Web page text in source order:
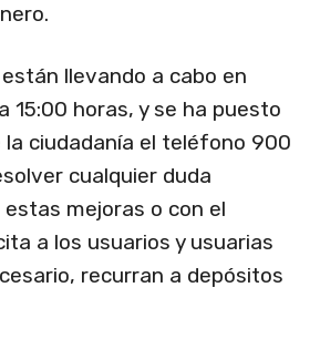
llevando a cabo en
15:00 horas, y se ha puesto
la ciudadanía el teléfono 900
cualquier duda
mejoras o con el
a los usuarios y usuarias
recurran a depósitos